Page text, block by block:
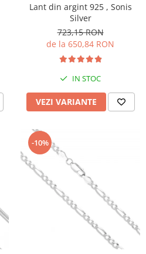
Lant din argint 925 , Sonis
Silver
723,15 RON
de la 650,84 RON
IN STOC
VEZI VARIANTE
-10%